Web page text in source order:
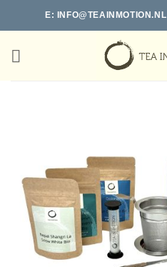
E: INFO@TEAINMOTION.NL